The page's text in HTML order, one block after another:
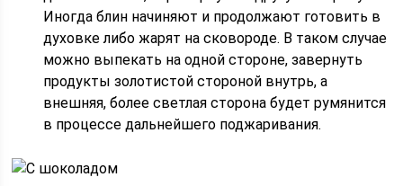
Иногда блин начиняют и продолжают готовить в
духовке либо жарят на сковороде. В таком случае
можно выпекать на одной стороне, завернуть
продукты золотистой стороной внутрь, а
внешняя, более светлая сторона будет румянится
в процессе дальнейшего поджаривания.